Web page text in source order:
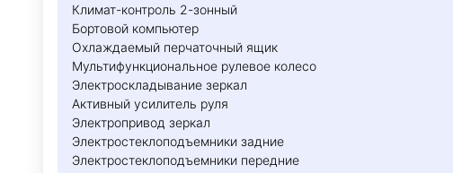
Климат-контроль 2-зонный
Бортовой компьютер
Охлаждаемый перчаточный ящик
Мультифункциональное рулевое колесо
Электроскладывание зеркал
Активный усилитель руля
Электропривод зеркал
Электростеклоподъемники задние
Электростеклоподъемники передние